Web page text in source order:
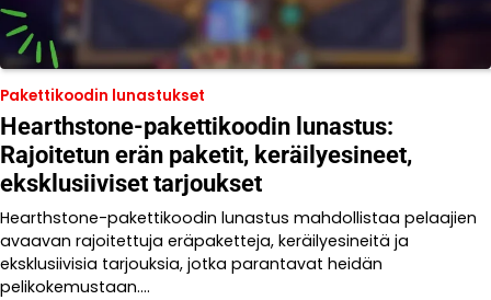
Pakettikoodin lunastukset
Hearthstone-pakettikoodin lunastus:
Rajoitetun erän paketit, keräilyesineet,
eksklusiiviset tarjoukset
Hearthstone-pakettikoodin lunastus mahdollistaa pelaajien
avaavan rajoitettuja eräpaketteja, keräilyesineitä ja
eksklusiivisia tarjouksia, jotka parantavat heidän
pelikokemustaan.…